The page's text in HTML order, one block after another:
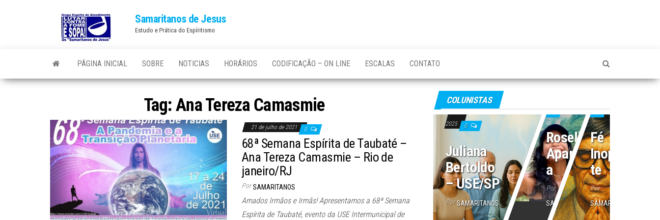
Samaritanos de Jesus
Estudo e Prática do Espíritismo
PÁGINA INICIAL SOBRE NOTICIAS HORÁRIOS CODIFICAÇÃO – ON LINE ESCALAS CONTATO
Tag:Ana Tereza Camasmie
21 de julho de 2021 0
68ª Semana Espírita de Taubaté –
Ana Tereza Camasmie – Rio de
janeiro/RJ
Por SAMARITANOS
Amados Irmãos e Irmãs! Apresentamos a 68ª Semana
Espírita de Taubaté, evento da USE Intermunicipal de
COLUNISTAS
16 de julho de
2025
0
Juliana
Bertoldo
– USE/SP
Por SAMARITANOS
Roseli
Aparecid
a
Por
SAMARITANOS
Fé
Inoperan
te
Por
SAMARITANOS